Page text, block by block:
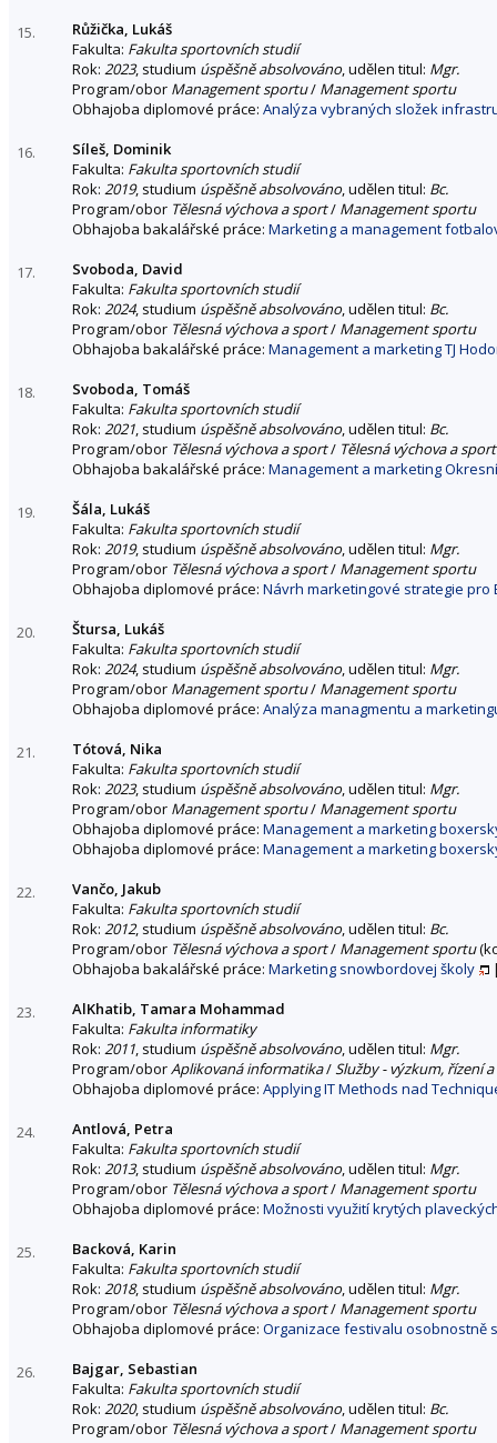
15.
Růžička, Lukáš
Fakulta: Fakulta sportovních studií
Rok: 2023, studium úspěšně absolvováno, udělen titul: Mgr.
Program/obor Management sportu/ Management sportu
Obhajoba diplomové práce: Analýza vybraných složek
16.
Síleš, Dominik
Fakulta: Fakulta sportovních studií
Rok: 2019, studium úspěšně absolvováno, udělen titul: Bc.
Program/obor Tělesná výchova a sport/ Management sportu
Obhajoba bakalářské práce: Marketing a management
17.
Svoboda, David
Fakulta: Fakulta sportovních studií
Rok: 2024, studium úspěšně absolvováno, udělen titul: Bc.
Program/obor Tělesná výchova a sport/ Management sportu
Obhajoba bakalářské práce: Management a marketing TJ
18.
Svoboda, Tomáš
Fakulta: Fakulta sportovních studií
Rok: 2021, studium úspěšně absolvováno, udělen titul: Bc.
Program/obor Tělesná výchova a sport/ Tělesná výchova a sport
Obhajoba bakalářské práce: Management a marketing
19.
Šála, Lukáš
Fakulta: Fakulta sportovních studií
Rok: 2019, studium úspěšně absolvováno, udělen titul: Mgr.
Program/obor Tělesná výchova a sport/ Management sportu
Obhajoba diplomové práce: Návrh marketingové strategie pro
20.
Štursa, Lukáš
Fakulta: Fakulta sportovních studií
Rok: 2024, studium úspěšně absolvováno, udělen titul: Mgr.
Program/obor Management sportu/ Management sportu
Obhajoba diplomové práce: Analýza managmentu a
21.
Tótová, Nika
Fakulta: Fakulta sportovních studií
Rok: 2023, studium úspěšně absolvováno, udělen titul: Mgr.
Program/obor Management sportu/ Management sportu
Obhajoba diplomové práce: Management a marketing
Obhajoba diplomové práce: Management a marketing
22.
Vančo, Jakub
Fakulta: Fakulta sportovních studií
Rok: 2012, studium úspěšně absolvováno, udělen titul: Bc.
Program/obor Tělesná výchova a sport/ Management sportu
Obhajoba bakalářské práce: Marketing snowbordovej školy
23.
AlKhatib, Tamara Mohammad
Fakulta: Fakulta informatiky
Rok: 2011, studium úspěšně absolvováno, udělen titul: Mgr.
Program/oborAplikovaná informatika/Služby - výzkum, řízení
Obhajoba diplomové práce: Applying IT Methods nad
24.
Antlová, Petra
Fakulta: Fakulta sportovních studií
Rok: 2013, studium úspěšně absolvováno, udělen titul: Mgr.
Program/obor Tělesná výchova a sport/ Management sportu
Obhajoba diplomové práce: Možnosti využití krytých
25.
Backová, Karin
Fakulta: Fakulta sportovních studií
Rok: 2018, studium úspěšně absolvováno, udělen titul: Mgr.
Program/obor Tělesná výchova a sport/ Management sportu
Obhajoba diplomové práce: Organizace festivalu osobnostně
26.
Bajgar, Sebastian
Fakulta: Fakulta sportovních studií
Rok: 2020, studium úspěšně absolvováno, udělen titul: Bc.
Program/obor Tělesná výchova a sport/ Management sportu